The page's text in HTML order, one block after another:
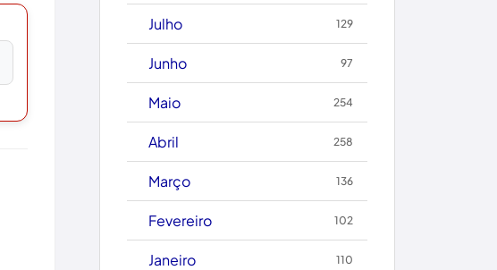
Brumado
Caculé
Caetanos
Caetité
Candiba
Cândido Sales
Caraíbas
Julho 129
Junho 97
Maio 254
Abril 258
Março 136
Fevereiro 102
Janeiro 110